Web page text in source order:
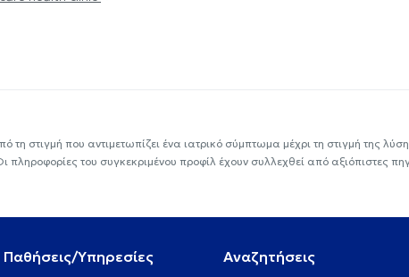
στιγμή που αντιμετωπίζει ένα ιατρικό σύμπτωμα μέχρι τη στιγμή της
του συγκεκριμένου προφίλ έχουν συλλεχθεί από αξιόπιστες
Παθήσεις/Υπηρεσίες Αναζητήσεις